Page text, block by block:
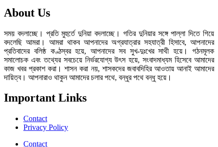
About Us
সময় বদলাচ্ছে। প্রতি মুহুর্তে দুনিয়া বদলাচ্ছে। গতির দুনিয়ার সঙ্গে পাল্লা দিতে গিয়ে
বদলেছি আমরা। আমরা থাকব আপনাদের অগ্রযাত্রার সহযাত্রী হিসাবে, আপনাদের
প্রতিবাদের বলিষ্ঠ কণ্ঠস্বর হয়ে, আপনাদের সব সুখ-দুঃখের সাথী হয়ে। গঠনমূলক
সমালোচক এবং তথ্যের সবচেয়ে নির্ভরযোগ্য উ‍ৎস হয়ে, সংবাদমাধ্যম হিসেবে আমাদের
কাজ খবর প্রকাশ করা। শাসন করা নয়, শাসকদের জবাবদিহির আওতায় আনাই আমাদের
দায়িত্ব। আপনারাও থাকুন আমাদের চলার পথে, বন্ধুর পথে বন্ধু হয়ে।
Important Links
Contact
Privacy Policy
Contact